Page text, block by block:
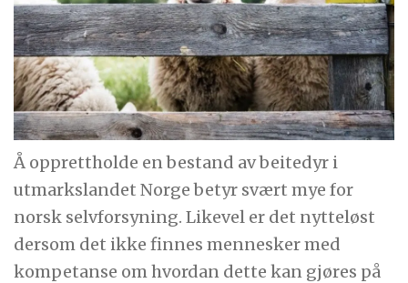
Å opprettholde en bestand av beitedyr i
utmarkslandet Norge betyr svært mye for
norsk selvforsyning. Likevel er det nytteløst
dersom det ikke finnes mennesker med
kompetanse om hvordan dette kan gjøres på